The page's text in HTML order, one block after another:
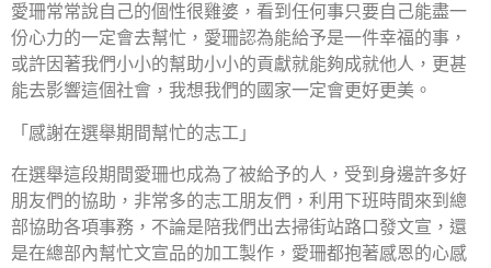
愛珊常常說自己的個性很雞婆，看到任何事只要自己能盡一
份心力的一定會去幫忙，愛珊認為能給予是一件幸福的事，
或許因著我們小小的幫助小小的貢獻就能夠成就他人，更甚
能去影響這個社會，我想我們的國家一定會更好更美。
「感謝在選舉期間幫忙的志工」
在選舉這段期間愛珊也成為了被給予的人，受到身邊許多好
朋友們的協助，非常多的志工朋友們，利用下班時間來到總
部協助各項事務，不論是陪我們出去掃街站路口發文宣，還
是在總部內幫忙文宣品的加工製作，愛珊都抱著感恩的心感